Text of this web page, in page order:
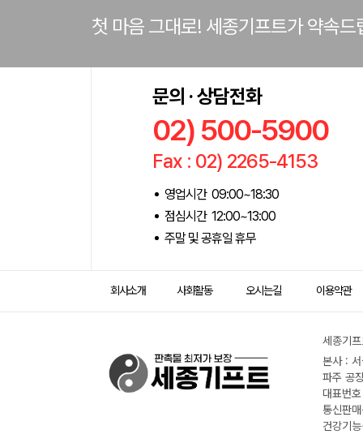
첫 마음 그대로! 세종기프트가 약속드
문의 · 상담전화
02) 500-5900
Fax : 02) 2265-4153
영업시간 09:00~18:30
점심시간 12:00~13:00
주말 및 공휴일 휴무
회사소개 사회활동 오시는길 이용약관
세종기
본사 :
파주 공
대표번
통신판
건강기